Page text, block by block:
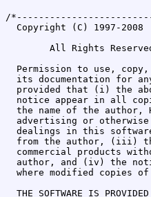
/
Copyright (C) 1997-2008
All Rights
Permission to use,
its documentation for
provided that (i) the
notice appear in all
the name of the author,
advertising or
dealings in this
from the author, (iii)
commercial products
author, and (iv) the
where modified copies
THE SOFTWARE IS